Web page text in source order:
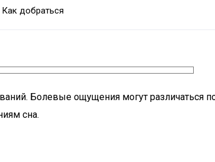
Как добраться
Болевые ощущения могут различаться
сна.